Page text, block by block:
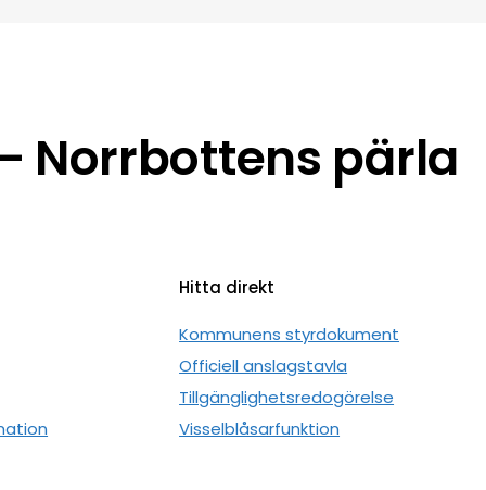
Norrbottens pärla
Hitta direkt
Kommunens styrdokument
Officiell anslagstavla
Tillgänglighetsredogörelse
Visselblåsarfunktion